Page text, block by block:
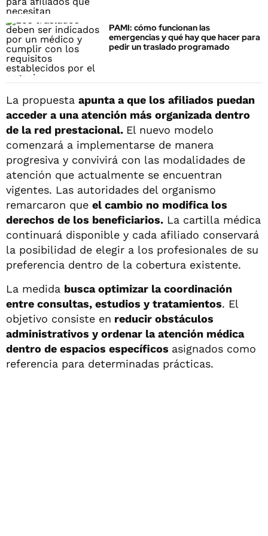
PAMI: cómo funcionan las
emergencias y qué hay que hacer para
pedir un traslado programado
La propuesta apunta a que los afiliados puedan
acceder a una atención más organizada dentro
de la red prestacional. El nuevo modelo
comenzará a implementarse de manera
progresiva y convivirá con las modalidades de
atención que actualmente se encuentran
vigentes. Las autoridades del organismo
remarcaron que el cambio no modifica los
derechos de los beneficiarios. La cartilla médica
continuará disponible y cada afiliado conservará
la posibilidad de elegir a los profesionales de su
preferencia dentro de la cobertura existente.
La medida busca optimizar la coordinación
entre consultas, estudios y tratamientos. El
objetivo consiste en reducir obstáculos
administrativos y ordenar la atención médica
dentro de espacios específicos asignados como
referencia para determinadas prácticas.